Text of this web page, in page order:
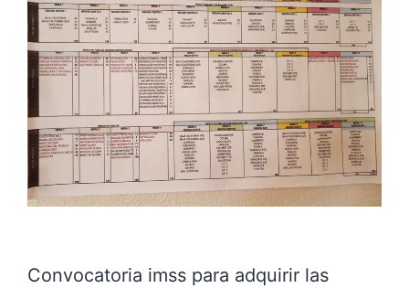
Convocatoria imss para adquirir las